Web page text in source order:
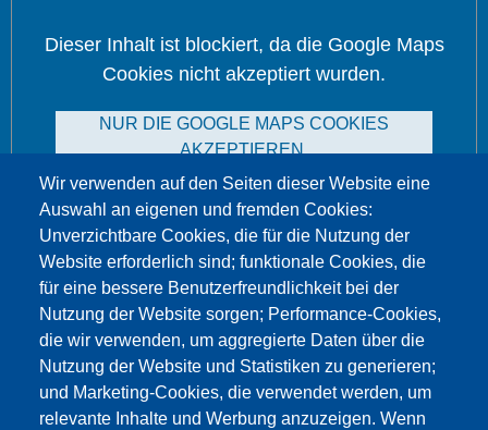
Wir verwenden auf den Seiten dieser Website eine
Auswahl an eigenen und fremden Cookies:
Unverzichtbare Cookies, die für die Nutzung der
Website erforderlich sind; funktionale Cookies, die
für eine bessere Benutzerfreundlichkeit bei der
Nutzung der Website sorgen; Performance-Cookies,
die wir verwenden, um aggregierte Daten über die
Nutzung der Website und Statistiken zu generieren;
und Marketing-Cookies, die verwendet werden, um
relevante Inhalte und Werbung anzuzeigen. Wenn
Dieser Inhalt ist blockiert, da die Google Maps
Cookies nicht akzeptiert wurden.
NUR DIE GOOGLE MAPS COOKIES
AKZEPTIEREN.
Produkte Aktuelles Über uns Vertrieb Service
Referenzen Jobs Kontakt Datenschutz
Impressum AGB Katalog